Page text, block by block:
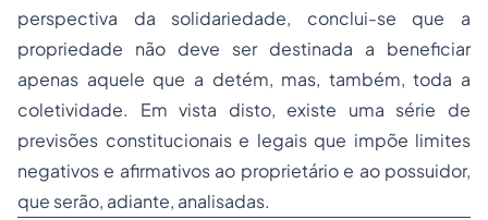
perspectiva da solidariedade, conclui-se que a
propriedade não deve ser destinada a beneficiar
apenas aquele que a detém, mas, também, toda a
coletividade. Em vista disto, existe uma série de
previsões constitucionais e legais que impõe limites
negativos e afirmativos ao proprietário e ao possuidor,
que serão, adiante, analisadas.